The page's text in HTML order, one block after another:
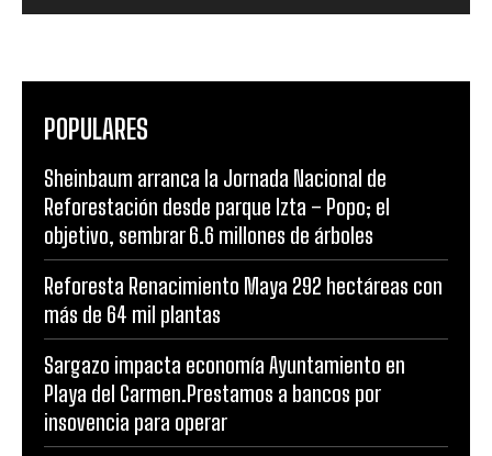
POPULARES
Sheinbaum arranca la Jornada Nacional de
Reforestación desde parque Izta – Popo; el
objetivo, sembrar 6.6 millones de árboles
Reforesta Renacimiento Maya 292 hectáreas con
más de 64 mil plantas
Sargazo impacta economía Ayuntamiento en
Playa del Carmen.Prestamos a bancos por
insovencia para operar